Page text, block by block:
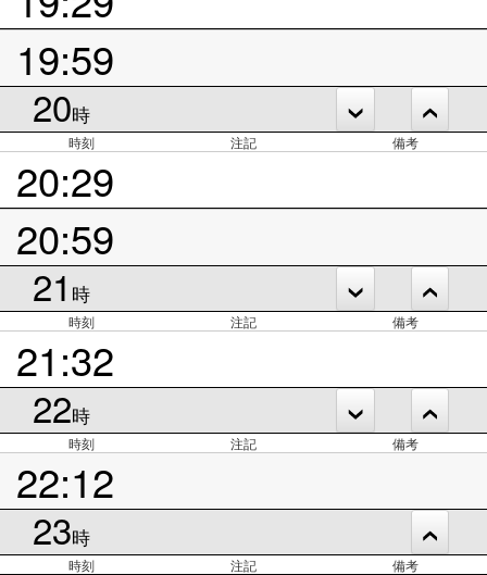
19:59
20時
時刻 注記 備考
20:29
20:59
21 時
時刻 注記 備考
21:32
22時
時刻 注記 備考
22:12
23時
時刻 注記 備考